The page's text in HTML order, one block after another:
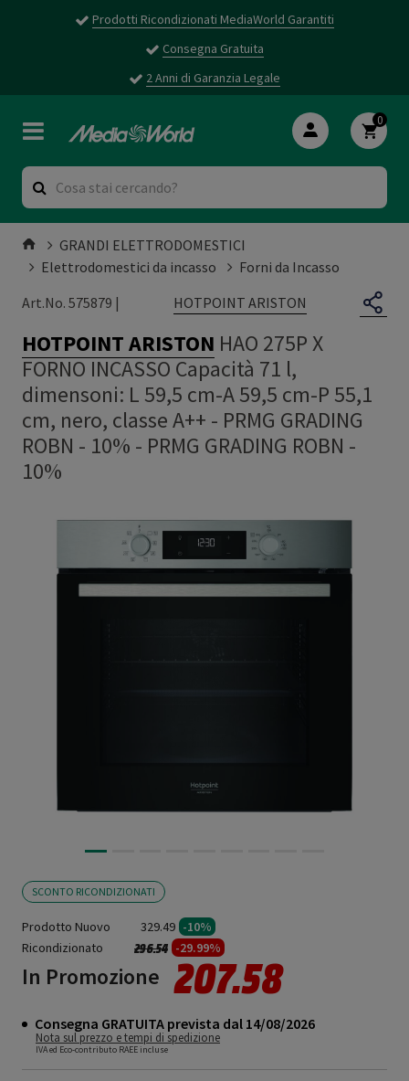
Prodotti Ricondizionati MediaWorld Garantiti
Consegna Gratuita
2 Anni di Garanzia Legale
0
GRANDI ELETTRODOMESTICI
Elettrodomestici da incasso
Forni da Incasso
Art.No. 575879 |
HOTPOINT ARISTON
HOTPOINT ARISTON HAO 275P X
FORNO INCASSO Capacità 71 l,
dimensoni: L 59,5 cm-A 59,5 cm-P 55,1
cm, nero, classe A++ - PRMG GRADING
ROBN - 10% - PRMG GRADING ROBN -
10%
SCONTO RICONDIZIONATI
Prodotto Nuovo 329.49 -10%
Ricondizionato
Prezzo ridotto da
296.54a -29.99%
In Promozione 207.58
Consegna GRATUITA prevista dal 14/08/2026
Nota sul prezzo e tempi di spedizione
IVA ed Eco-contributo RAEE incluse